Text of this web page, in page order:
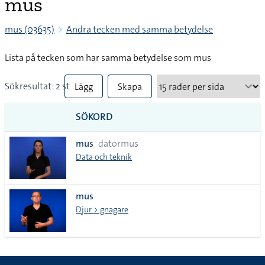
mus
mus (03635) Andra tecken med samma betydelse
Lista på tecken som har samma betydelse som mus
Sökresultat: 2 st Lägg
till
alla i
lista
Skapa
SÖKORD
mus datormus
Data och teknik
mus
Djur > gnagare